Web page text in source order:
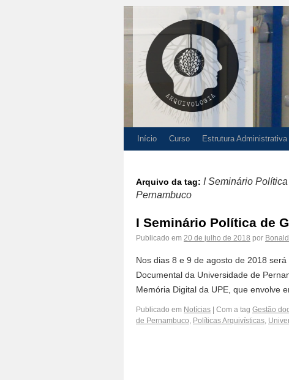
Início Curso Estrutura Administrativa
Arquivo da tag: I Seminário
Pernambuco
I Seminário Política de
Publicado em 20 de julho de 2018 por
Nos dias 8 e 9 de agosto de 2018
Documental da Universidade de
Memória Digital da UPE, que envolve
Publicado em Notícias Com a tag Gestão
de Pernambuco, Políticas Arquivísticas,